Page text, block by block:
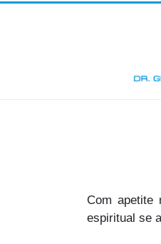
Com apetite
espiritual se